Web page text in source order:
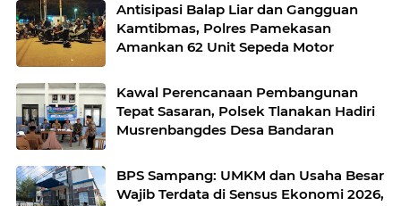
Antisipasi Balap Liar dan Gangguan
Kamtibmas, Polres Pamekasan
Amankan 62 Unit Sepeda Motor
Kawal Perencanaan Pembangunan
Tepat Sasaran, Polsek Tlanakan Hadiri
Musrenbangdes Desa Bandaran
BPS Sampang: UMKM dan Usaha Besar
Wajib Terdata di Sensus Ekonomi 2026,